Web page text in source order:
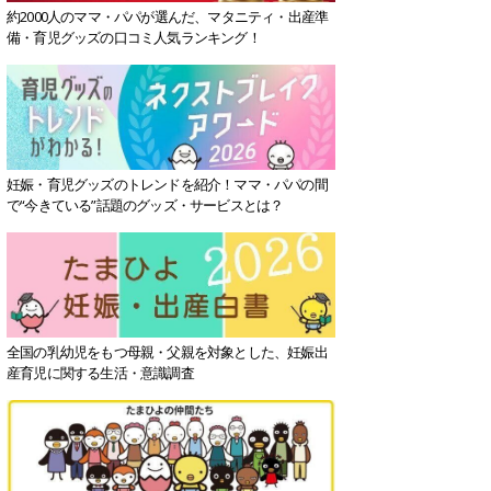
約2000人のママ・パパが選んだ、マタニティ・出産準
備・育児グッズの口コミ人気ランキング！
妊娠・育児グッズのトレンドを紹介！ママ・パパの間
で“今きている”話題のグッズ・サービスとは？
全国の乳幼児をもつ母親・父親を対象とした、妊娠出
産育児に関する生活・意識調査